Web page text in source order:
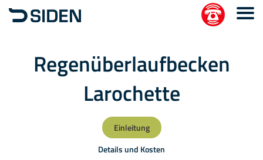
Regenüberlaufbecken
Larochette
Einleitung
Details und Kosten